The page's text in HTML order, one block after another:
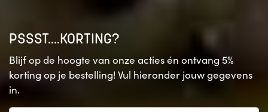
PSSST....KORTING?
Blijf op de hoogte van onze acties én ontvang 5%
korting op je bestelling! Vul hieronder jouw gegevens
in.